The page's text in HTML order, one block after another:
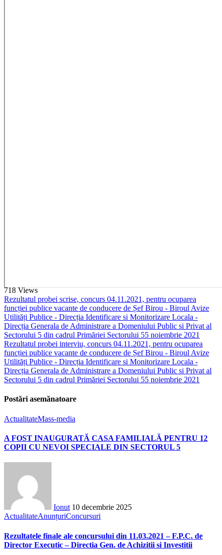
718 Views
Rezultatul probei scrise, concurs 04.11.2021, pentru ocuparea
funcției publice vacante de conducere de Șef Birou - Biroul Avize
Utilități Publice - Direcția Identificare si Monitorizare Locala -
Direcția Generala de Administrare a Domeniului Public si Privat al
Sectorului 5 din cadrul Primăriei Sectorului 55 noiembrie 2021
Rezultatul probei interviu, concurs 04.11.2021, pentru ocuparea
funcției publice vacante de conducere de Șef Birou - Biroul Avize
Utilități Publice - Direcția Identificare si Monitorizare Locala -
Direcția Generala de Administrare a Domeniului Public si Privat al
Sectorului 5 din cadrul Primăriei Sectorului 55 noiembrie 2021
Postări asemănatoare
ActualitateMass-media
A FOST INAUGURATĂ CASA FAMILIALĂ PENTRU 12
COPII CU NEVOI SPECIALE DIN SECTORUL 5
Ionut 10 decembrie 2025
ActualitateAnunțuriConcursuri
Rezultatele finale ale concursului din 11.03.2021 – F.P.C. de
Director Executic – Directia Gen. de Achizitii si Investitii